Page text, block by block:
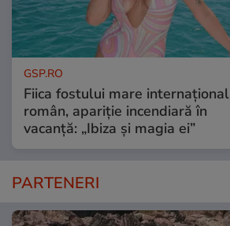
GSP.RO
Fiica fostului mare internațional
român, apariție incendiară în
vacanță: „Ibiza și magia ei”
PARTENERI